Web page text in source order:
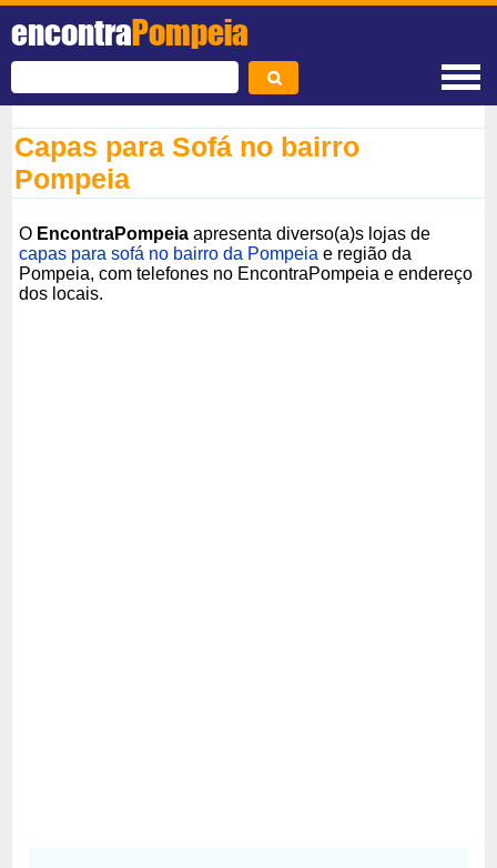
encontraPompeia
Capas para Sofá no bairro
Pompeia
O EncontraPompeia apresenta diverso(a)s lojas de
capas para sofá no bairro da Pompeia e região da
Pompeia, com telefones no EncontraPompeia e endereço
dos locais.